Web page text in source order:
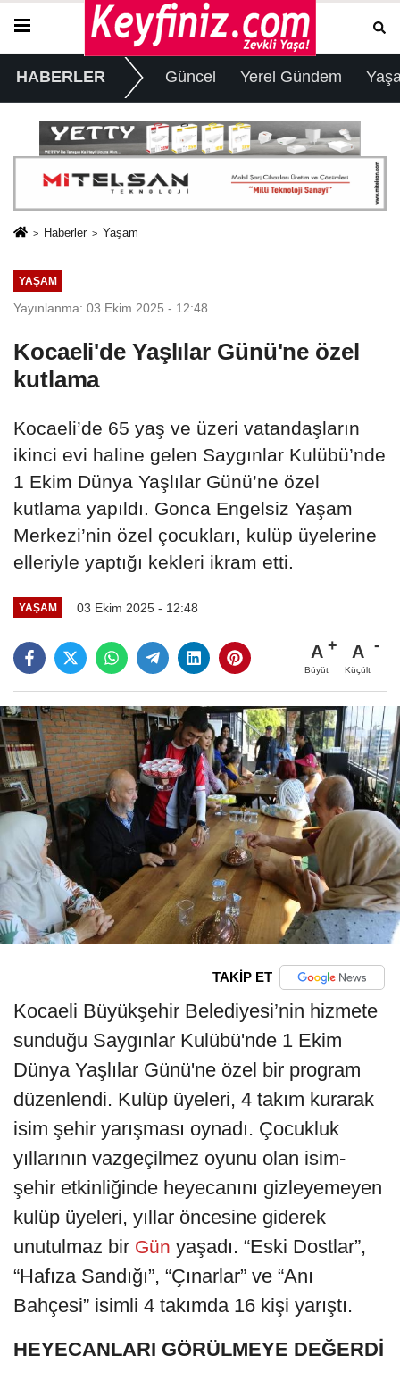
HABERLER Güncel Yerel Gündem
Haberler Yaşam
YAŞAM
Yayınlanma: 03 Ekim 2025 - 12:48
Kocaeli'de Yaşlılar Günü'ne özel
kutlama
Kocaeli’de 65 yaş ve üzeri vatandaşların
ikinci evi haline gelen Saygınlar Kulübü’nde
1 Ekim Dünya Yaşlılar Günü’ne özel
kutlama yapıldı. Gonca Engelsiz Yaşam
Merkezi’nin özel çocukları, kulüp üyelerine
elleriyle yaptığı kekleri ikram etti.
YAŞAM 03 Ekim 2025 - 12:48
A
Büyüt
A
Küçült
TAKİP ET
Kocaeli Büyükşehir Belediyesi’nin hizmete
sunduğu Saygınlar Kulübü'nde 1 Ekim
Dünya Yaşlılar Günü'ne özel bir program
düzenlendi. Kulüp üyeleri, 4 takım kurarak
isim şehir yarışması oynadı. Çocukluk
yıllarının vazgeçilmez oyunu olan isim-
şehir etkinliğinde heyecanını gizleyemeyen
kulüp üyeleri, yıllar öncesine giderek
unutulmaz bir Gün yaşadı. “Eski Dostlar”,
“Hafıza Sandığı”, “Çınarlar” ve “Anı
Bahçesi” isimli 4 takımda 16 kişi yarıştı.
HEYECANLARI GÖRÜLMEYE DEĞERDİ